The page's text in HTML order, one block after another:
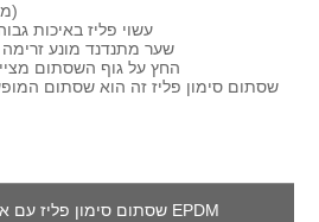
200 psi WOG (מים, שמן, גז)
עשוי פליז באיכות
שער מתנדנד מונע
החץ על גוף השסתום
שסתום סימון פליז זה הוא שסתום
שסתום סימון פליז עם אטם EPDM